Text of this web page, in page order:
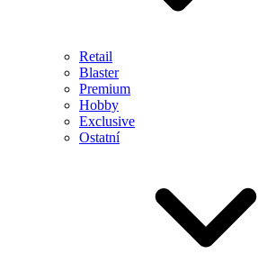
Retail
Blaster
Premium
Hobby
Exclusive
Ostatní